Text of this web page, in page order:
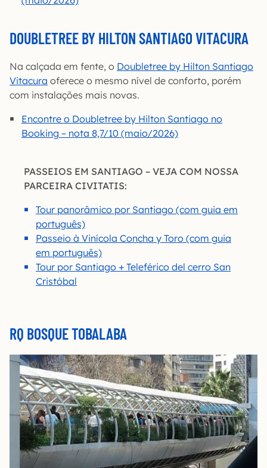
DOUBLETREE BY HILTON SANTIAGO VITACURA
Na calçada em fente, o Doubletree by Hilton Santiago
Vitacura oferece o mesmo nível de conforto, porém
com instalações mais novas.
Encontre o Doubletree by Hilton Santiago no
Booking – nota 8,7/10 (maio/2026)
PASSEIOS EM SANTIAGO – VEJA COM NOSSA
PARCEIRA CIVITATIS:
Tour panorâmico por Santiago (com guia em
português)
Passeio à Vinícola Concha y Toro (com guia
em português)
Tour por Santiago + Teleférico del cerro San
Cristóbal
RQ BOSQUE TOBALABA